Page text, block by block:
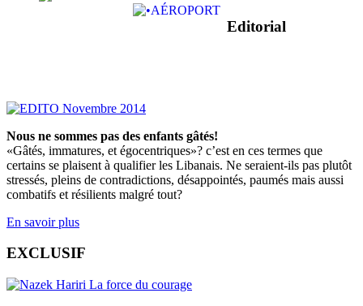
Editorial
Nous ne sommes pas des enfants gâtés!
«Gâtés, immatures, et égocentriques»? c’est en ces termes que
certains se plaisent à qualifier les Libanais. Ne seraient-ils pas plutôt
stressés, pleins de contradictions, désappointés, paumés mais aussi
combatifs et résilients malgré tout?
En savoir plus
EXCLUSIF